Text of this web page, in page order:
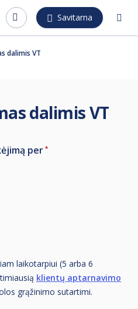
Savitarna
dalimis VT
dalimis VT
per
laikotarpiui (5 arba 6
klientų aptarnavimo
grąžinimo sutartimi.